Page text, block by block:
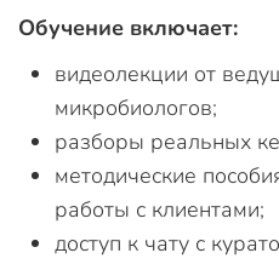
Обучение включает:
видеолекции от
микробиологов;
разборы реальных
методические
работы с клиентами;
доступ к чату с